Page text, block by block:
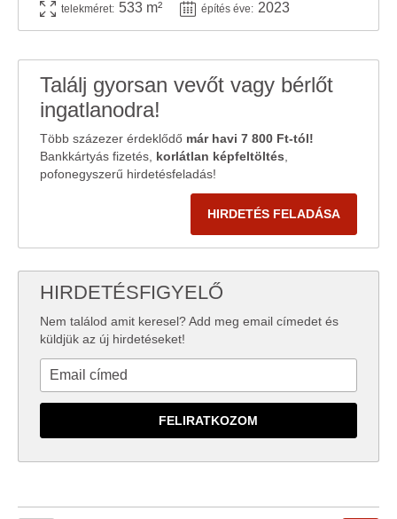
telekméret: 533 m² építés éve: 2023
Találj gyorsan vevőt vagy bérlőt
ingatlanodra!
Több százezer érdeklődő már havi 7 800 Ft-tól!
Bankkártyás fizetés, korlátlan képfeltöltés
pofonegyszerű hirdetésfeladás!
HIRDETÉS FELADÁSA
HIRDETÉSFIGYELŐ
Nem találod amit keresel? Add meg email címedet és
küldjük az új hirdetéseket!